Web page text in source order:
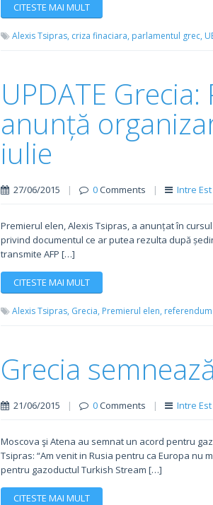
CITESTE MAI MULT
Alexis Tsipras, criza finaciara, parlamentul grec,
UPDATE
anunță
iulie
27/06/2015 | 0Comments | Intre
Premierul elen, Alexis Tsipras, a anunțat în
privind documentul ce ar putea rezulta după
transmite AFP […]
CITESTE MAI MULT
Alexis Tsipras, Grecia, Premierul elen, referendum
Grecia
21/06/2015 | 0Comments | Intre
Moscova şi Atena au semnat un acord pentru
Tsipras: “Am venit in Rusia pentru ca Europa nu
pentru gazoductul Turkish Stream […]
CITESTE MAI MULT